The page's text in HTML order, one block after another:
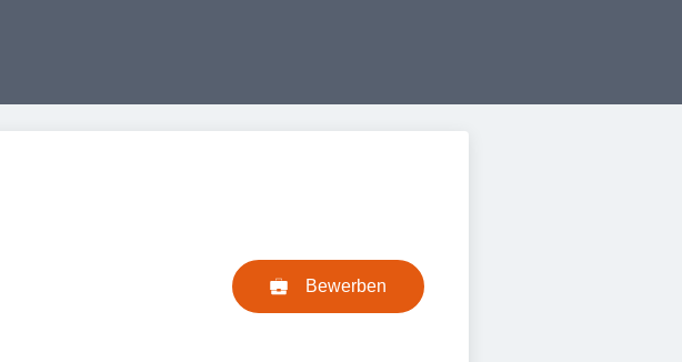
Bewerben